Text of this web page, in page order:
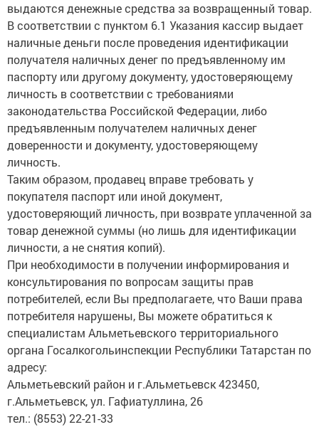
выдаются денежные средства за возвращенный товар.
В соответствии с пунктом 6.1 Указания кассир выдает
наличные деньги после проведения идентификации
получателя наличных денег по предъявленному им
паспорту или другому документу, удостоверяющему
личность в соответствии с требованиями
законодательства Российской Федерации, либо
предъявленным получателем наличных денег
доверенности и документу, удостоверяющему
личность.
Таким образом, продавец вправе требовать у
покупателя паспорт или иной документ,
удостоверяющий личность, при возврате уплаченной за
товар денежной суммы (но лишь для идентификации
личности, а не снятия копий).
При необходимости в получении информирования и
консультирования по вопросам защиты прав
потребителей, если Вы предполагаете, что Ваши права
потребителя нарушены, Вы можете обратиться к
специалистам Альметьевского территориального
органа Госалкогольинспекции Республики Татарстан по
адресу:
Альметьевский район и г.Альметьевск 423450,
г.Альметьевск, ул. Гафиатуллина, 26
тел.: (8553) 22-21-33